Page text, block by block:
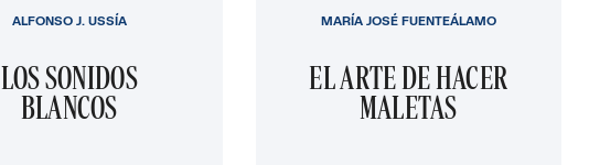
LOS SONIDOS
BLANCOS
ALFONSO J. USSÍA
EL ARTE DE HACER
MALETAS
MARÍA JOSÉ FUENTEÁLAMO